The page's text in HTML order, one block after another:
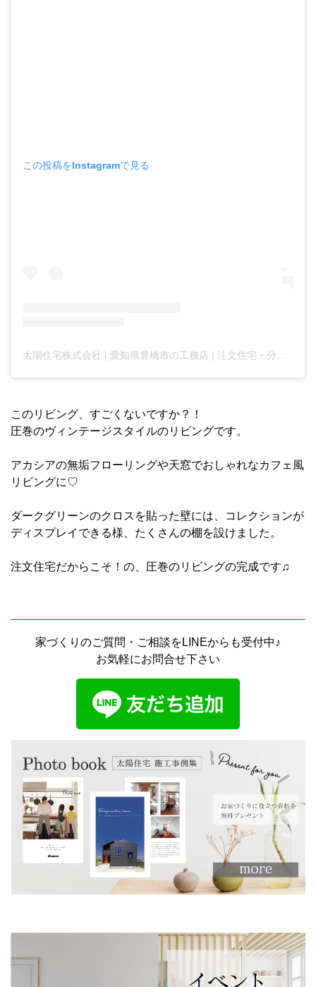
この投稿をInstagramで見る
このリビング、すごくないですか？！
圧巻のヴィンテージスタイルのリビングです。
アカシアの無垢フローリングや天窓でおしゃれなカフェ風
リビングに♡
ダークグリーンのクロスを貼った壁には、コレクションが
ディスプレイできる様、たくさんの棚を設けました。
注文住宅だからこそ！の、圧巻のリビングの完成です♫
家づくりのご質問・ご相談をLINEからも受付中♪
お気軽にお問合せ下さい